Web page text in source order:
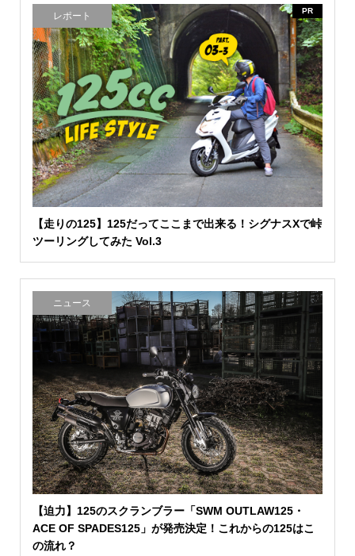
レポート PR
【走りの125】125だってここまで出来る！シグナスXで峠
ツーリングしてみた Vol.3
ニュース
【迫力】125のスクランブラー「SWM OUTLAW125・
ACE OF SPADES125」が発売決定！これからの125はこ
の流れ？